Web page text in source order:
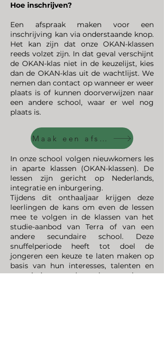
Hoe inschrijven?
Een afspraak maken voor een
inschrijving kan via onderstaande knop.
Het kan zijn dat onze OKAN-klassen
reeds volzet zijn. In dat geval verschijnt
de OKAN-klas niet in de keuzelijst, kies
dan de OKAN-klas uit de wachtlijst. We
nemen dan contact op wanneer er weer
plaats is of kunnen doorverwijzen naar
een andere school, waar er wel nog
plaats is.
Maak een afspraak
In onze school volgen nieuwkomers les
in aparte klassen (OKAN-klassen). De
lessen zijn gericht op Nederlands,
integratie en inburgering.
Tijdens dit onthaaljaar krijgen deze
leerlingen de kans om even de lessen
mee te volgen in de klassen van het
studie-aanbod van Terra of van een
andere secundaire school. Deze
snuffelperiode heeft tot doel de
jongeren een keuze te laten maken op
basis van hun interesses, talenten en
capaciteiten voor het volgen van lessen